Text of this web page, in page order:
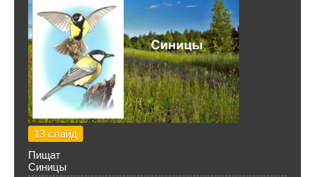
13 слайд
Пищат
Синицы